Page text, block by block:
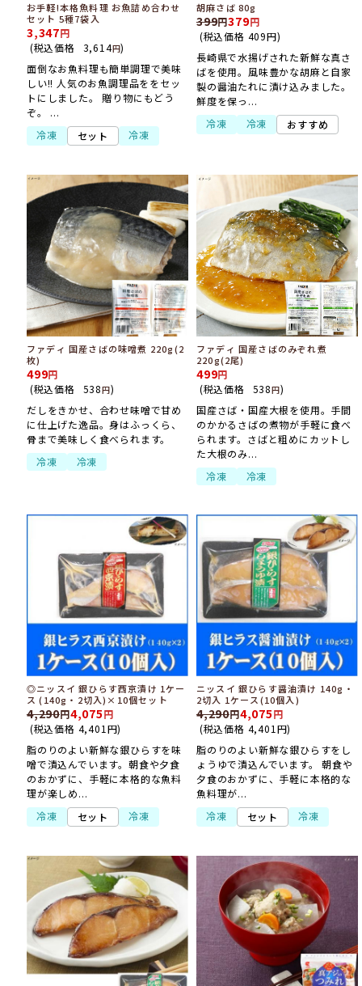
お手軽!本格魚料理 お魚詰め合わせ
セット 5種7袋入
3,347
(税込価格 3,614円)
面倒なお魚料理も簡単調理で美味
しい!! 人気のお魚調理品ををセッ
トにしました。 贈り物にもどう
ぞ。 ...
冷凍
セット 冷凍
胡麻さば 80g
399 379
(税込価格 409円)
長崎県で水揚げされた新鮮な真さ
ばを使用。風味豊かな胡麻と自家
製の醤油たれに漬け込みました。
鮮度を保っ...
冷凍
冷凍 おすすめ
ファディ 国産さばの味噌煮 220g(2
枚)
499
(税込価格 538円)
だしをきかせ、合わせ味噌で甘め
に仕上げた逸品。身はふっくら、
骨まで美味しく食べられます。
冷凍
冷凍
ファディ 国産さばのみぞれ煮
220g(2尾)
499
(税込価格 538円)
国産さば・国産大根を使用。手間
のかかるさばの煮物が手軽に食べ
られます。さばと粗めにカットし
た大根のみ...
冷凍
冷凍
◎ニッスイ 銀ひらす西京漬け 1ケー
ス (140g・2切入)×10個セット
4,290 4,075
(税込価格 4,401 円)
脂のりのよい新鮮な銀ひらすを味
噌で漬込んでいます。朝食や夕食
のおかずに、手軽に本格的な魚料
理が楽しめ...
冷凍
セット 冷凍
ニッスイ 銀ひらす醤油漬け 140g・
2切入 1ケース(10個入)
4,290 4,075
(税込価格 4,401 円)
脂のりのよい新鮮な銀ひらすをし
ょうゆで漬込んでいます。 朝食や
夕食のおかずに、手軽に本格的な
魚料理が...
冷凍
セット 冷凍